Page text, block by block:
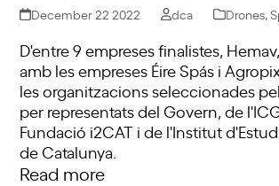
December 22 2022 dca Drones,
D'entre 9 empreses finalistes,
amb les empreses Éire Spás i
les organitzacions seleccionades
per representats del Govern, de
Fundació i2CAT i de l'Institut
de Catalunya.
Read more